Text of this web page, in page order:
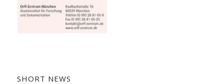
SHORT NEWS